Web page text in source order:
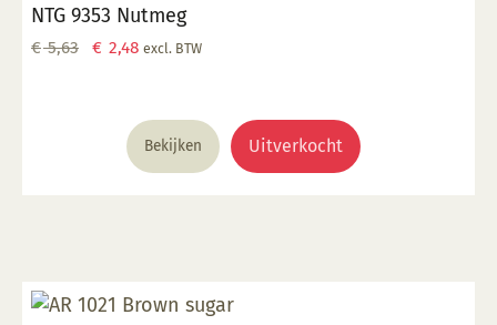
NTG 9353 Nutmeg
€5,63
Oorspronkelijke
€ 5,63.
€ 2,48Huidige
€ 2,48.
excl. BTW
Bekijken Uitverkocht